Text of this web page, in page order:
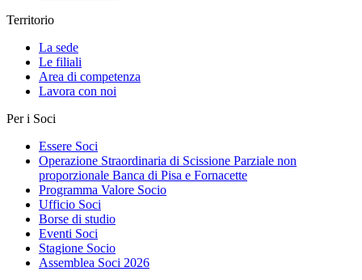
Territorio
La sede
Le filiali
Area di competenza
Lavora con noi
Per i Soci
Essere Soci
Operazione Straordinaria di Scissione Parziale non
proporzionale Banca di Pisa e Fornacette
Programma Valore Socio
Ufficio Soci
Borse di studio
Eventi Soci
Stagione Socio
Assemblea Soci 2026